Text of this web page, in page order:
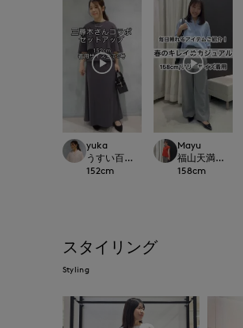
yuka
うすい百貨店SUPERIOR CLOSET
152cm
Mayu
福山天満屋店
158cm
スタイリング
Styling